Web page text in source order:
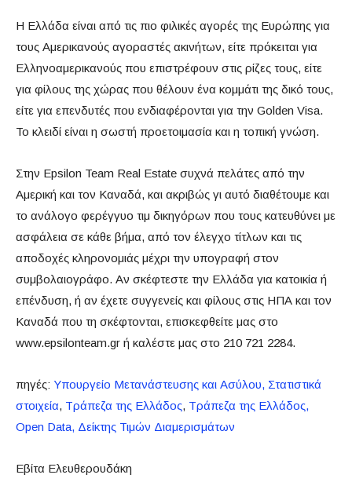
Η Ελλάδα είναι από τις πιο φιλικές αγορές της Ευρώπης για
τους Αμερικανούς αγοραστές ακινήτων, είτε πρόκειται για
Ελληνοαμερικανούς που επιστρέφουν στις ρίζες τους, είτε
για φίλους της χώρας που θέλουν ένα κομμάτι της δικό τους,
είτε για επενδυτές που ενδιαφέρονται για την Golden Visa.
Το κλειδί είναι η σωστή προετοιμασία και η τοπική γνώση.
Στην Epsilon Team Real Estate συχνά πελάτες από την
Αμερική και τον Καναδά, και ακριβώς γι αυτό διαθέτουμε και
το ανάλογο φερέγγυο τιμ δικηγόρων που τους κατευθύνει με
ασφάλεια σε κάθε βήμα, από τον έλεγχο τίτλων και τις
αποδοχές κληρονομιάς μέχρι την υπογραφή στον
συμβολαιογράφο. Αν σκέφτεστε την Ελλάδα για κατοικία ή
επένδυση, ή αν έχετε συγγενείς και φίλους στις ΗΠΑ και τον
Καναδά που τη σκέφτονται, επισκεφθείτε μας στο
www.epsilonteam.gr ή καλέστε μας στο 210 721 2284.
πηγές: Υπουργείο Μετανάστευσης και Ασύλου, Στατιστικά
στοιχεία, Τράπεζα της Ελλάδος, Τράπεζα της Ελλάδος,
Open Data, Δείκτης Τιμών Διαμερισμάτων
Εβίτα Ελευθερουδάκη